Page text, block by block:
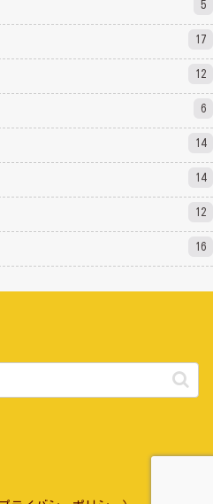
5
17
12
6
14
14
12
16